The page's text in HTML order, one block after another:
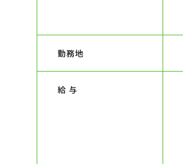
勤務地
給 与